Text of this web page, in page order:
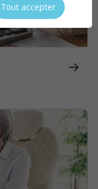
Tout accepter